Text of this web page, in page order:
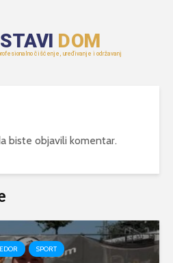
biste objavili komentar.
SPORT